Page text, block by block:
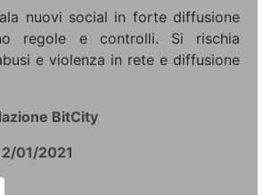
nuovi social in forte diffusione
regole e controlli. Si rischia
e violenza in rete e diffusione
BitCity
01/2021